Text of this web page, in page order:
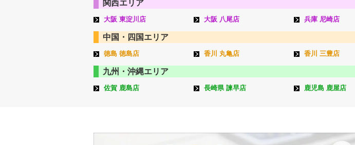
関西エリア
大阪 東淀川店 大阪 八尾店 兵庫 尼崎店
中国・四国エリア
徳島 徳島店 香川 丸亀店 香川 三豊店
九州・沖縄エリア
佐賀 鹿島店 長崎県 諫早店 鹿児島 鹿屋店